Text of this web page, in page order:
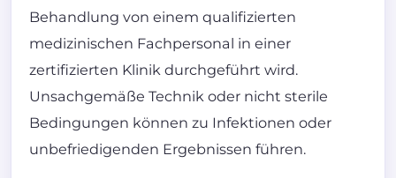
Behandlung von einem qualifizierten
medizinischen Fachpersonal in einer
zertifizierten Klinik durchgeführt wird.
Unsachgemäße Technik oder nicht sterile
Bedingungen können zu Infektionen oder
unbefriedigenden Ergebnissen führen.